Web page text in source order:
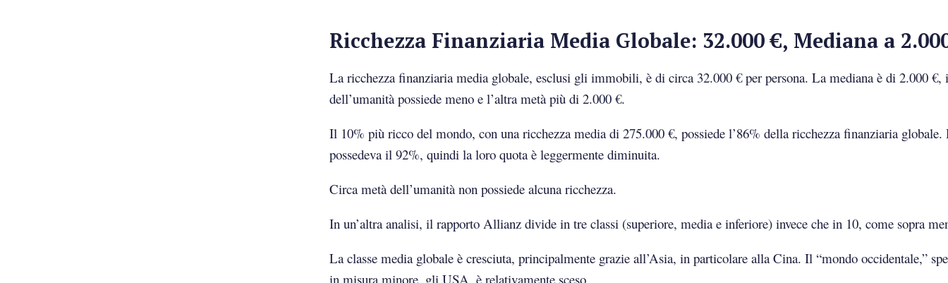
Ricchezza Finanziaria Media Globale: 32.000 €, Mediana a
La ricchezza finanziaria media globale, esclusi gli immobili, è di circa 32.000 € per persona. La mediana è di 2.000 €,
dell’umanità possiede meno e l’altra metà più di 2.000 €.
Il 10% più ricco del mondo, con una ricchezza media di 275.000 €, possiede l’86% della ricchezza finanziaria
possedeva il 92%, quindi la loro quota è leggermente diminuita.
Circa metà dell’umanità non possiede alcuna ricchezza.
In un’altra analisi, il rapporto Allianz divide in tre classi (superiore, media e inferiore) invece che in 10, come sopra
La classe media globale è cresciuta, principalmente grazie all’Asia, in particolare alla Cina. Il “mondo occidentale,”
in misura minore, gli USA, è relativamente sceso.